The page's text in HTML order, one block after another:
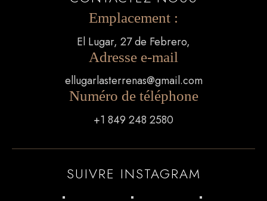
Emplacement :
El Lugar, 27 de Febrero,
Adresse e-mail
ellugarlasterrenas@gmail.com
Numéro de téléphone
+1 849 248 2580
SUIVRE INSTAGRAM